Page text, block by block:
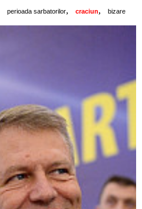
perioada sarbatorilor, craciun, bizare